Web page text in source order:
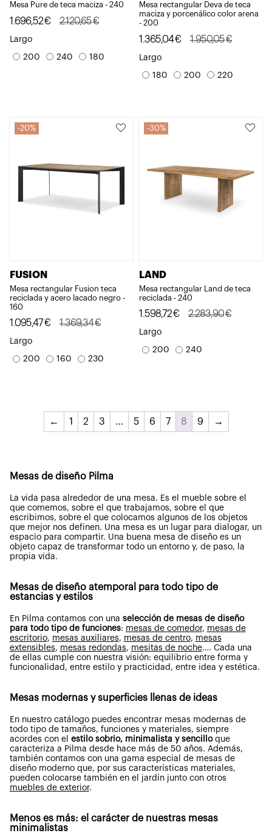
Mesa Pure de teca maciza - 240
2.120,65€
El
precio
original
1.696,52€
El
precio
actual
Largo
200 240 180
Mesa rectangular Deva de teca
maciza y porcenálico color arena
- 200
1.950,05€
El
precio
original
1.365,04€
El
precio
actual
Largo
180 200 220
20%
FUSION
Mesa rectangular Fusion teca
reciclada y acero lacado negro -
160
1.369,34€
El
precio
original
1.095,47€
El
precio
actual
Largo
200 160 230
30%
LAND
Mesa rectangular Land de teca
reciclada - 240
2.283,90€
El
precio
original
1.598,72€
El
precio
actual
Largo
200 240
← 1 2 3 … 5 6 7 8 9 →
Mesas de diseño Pilma
La vida pasa alrededor de una mesa. Es el mueble sobre el
que comemos, sobre el que trabajamos, sobre el que
escribimos, sobre el que colocamos algunos de los objetos
que mejor nos definen. Una mesa es un lugar para dialogar, un
espacio para compartir. Una buena mesa de diseño es un
objeto capaz de transformar todo un entorno y, de paso, la
propia vida.
Mesas de diseño atemporal para todo tipo de
estancias y estilos
En Pilma contamos con una selección de mesas de diseño
para todo tipo de funciones: mesas de comedor, mesas de
escritorio, mesas auxiliares, mesas de centro, mesas
extensibles, mesas redondas, mesitas de noche…. Cada una
de ellas cumple con nuestra visión: equilibrio entre forma y
funcionalidad, entre estilo y practicidad, entre idea y estética.
Mesas modernas y superficies llenas de ideas
En nuestro catálogo puedes encontrar mesas modernas de
todo tipo de tamaños, funciones y materiales, siempre
acordes con el estilo sobrio, minimalista y sencilloque
caracteriza a Pilma desde hace más de 50 años. Además,
también contamos con una gama especial de mesas de
diseño moderno que, por sus características materiales,
pueden colocarse también en el jardín junto con otros
muebles de exterior.
Menos es más: el carácter de nuestras mesas
minimalistas